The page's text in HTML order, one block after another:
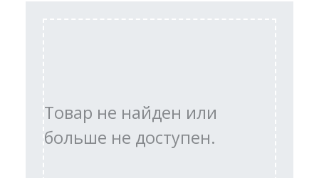
Товар не найден или
больше не доступен.